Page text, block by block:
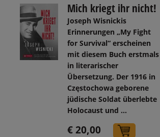
Mich kriegt ihr nicht!
Joseph Wisnickis
Erinnerungen „My Fight
for Survival“ erscheinen
mit diesem Buch erstmals
in literarischer
Übersetzung. Der 1916 in
Częstochowa geborene
jüdische Soldat überlebte
Holocaust und ...
€ 20,00